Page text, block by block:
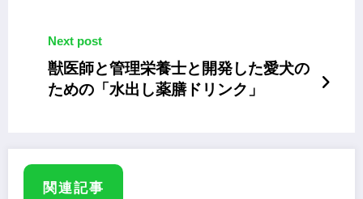
Next post
獣医師と管理栄養士と開発した愛犬の
ための「水出し薬膳ドリンク」
関連記事